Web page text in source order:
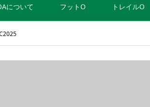
について フットO トレイルO